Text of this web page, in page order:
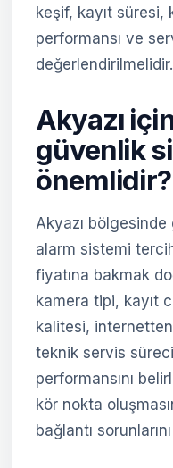
keşif, kayıt süresi,
performansı ve
değerlendirilmelidir.
Akyazı
güvenlik
önemlidir?
Akyazı
alarm sistemi
fiyatına bakmak
kamera tipi, kayıt
kalitesi,
teknik servis
performansını
kör nokta
bağlantı